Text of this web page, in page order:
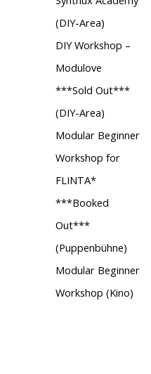
(DIY-Area)
DIY Workshop –
Modulove
***Sold Out***
(DIY-Area)
Modular Beginner
Workshop for
FLINTA*
***Booked
Out***
(Puppenbühne)
Modular Beginner
Workshop (Kino)